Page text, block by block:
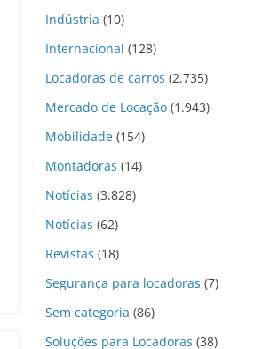
Indústria (10)
Internacional (128)
Locadoras de carros (2.735)
Mercado de Locação (1.943)
Mobilidade (154)
Montadoras (14)
Notícias (3.828)
Notícias (62)
Revistas (18)
Segurança para locadoras (7)
Sem categoria (86)
Soluções para Locadoras (38)